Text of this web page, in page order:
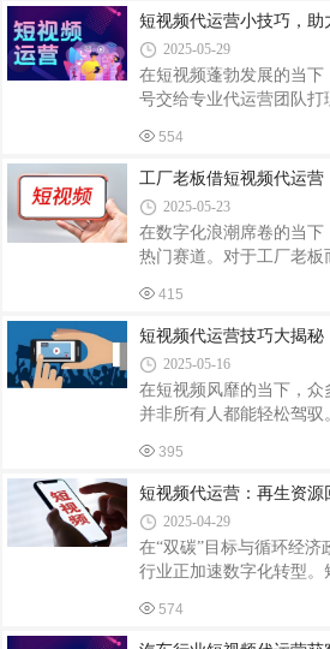
生成：用DeepSeek构建
成10秒短视频分镜脚本
程”，DeepSeek可自动生
面描述的表格。例如，
芽，清晨阳光穿透叶片”
轻捻芽尖，放入竹篓”，
短视频代运营小技巧，助
2025-05-29
在短视频蓬勃发展的当
号交给专业代运营团队
准定位，明确方向账号定
运营团队要深入了解客户
趣、需求和行为习惯，确
比如，若客户是美妆品牌
程、产品评测或时尚妆
准粉丝，提高用户粘性
一，从视频封面、字幕样
554
工厂老板借短视频代运营
2025-05-23
在数字化浪潮席卷的当
热门赛道。对于工厂老
径。精准定位，挖掘工厂
行业多年，对产品特性、
视频领域，却容易陷入“
代运营团队首先会深入了
亮点、生产规模、服务
比如，一家五金制造工
发的模具技术能大幅提高
415
短视频代运营技巧大揭秘
2025-05-16
在短视频风靡的当下，众
并非所有人都能轻松驾
位，打造独特IP账号定位
营者需深入了解目标受众
消费习惯等信息，结合客
号的领域与风格。比如，
众多为年轻女性，账号
上追求时尚、精致。同时
从账号名称、头像、简介
395
短视频代运营：再生资
2025-04-29
在“双碳”目标与循环经
行业正加速数字化转型
过专业代运营，企业可突
曝光与业务增长的双重突
574